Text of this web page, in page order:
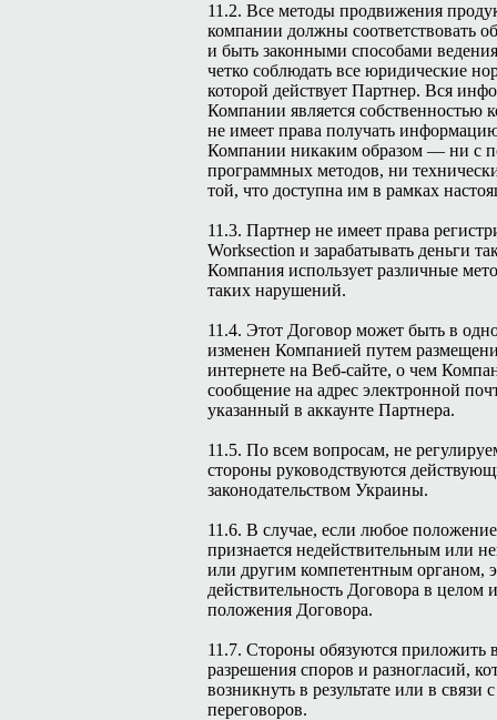
11.2. Все методы продвижения
компании должны соответствовать
и быть законными способами
четко соблюдать все юридические
которой действует Партнер. Вся
Компании является собственностью
не имеет права получать
Компании никаким образом — ни с
программных методов, ни
той, что доступна им в рамках
11.3. Партнер не имеет права
Worksection и зарабатывать деньги
Компания использует различные
таких нарушений.
11.4. Этот Договор может быть в
изменен Компанией путем
интернете на Веб-сайте, о чем
сообщение на адрес электронной
указанный в аккаунте Партнера.
11.5. По всем вопросам, не
стороны руководствуются
законодательством Украины.
11.6. В случае, если любое
признается недействительным или
или другим компетентным органом,
действительность Договора в целом
положения Договора.
11.7. Стороны обязуются приложить
разрешения споров и разногласий,
возникнуть в результате или в связи
переговоров.